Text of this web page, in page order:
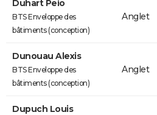
Duhart Peio
BTS Enveloppe des
bâtiments (conception)
Anglet
Dunouau Alexis
BTS Enveloppe des
bâtiments (conception)
Anglet
Dupuch Louis